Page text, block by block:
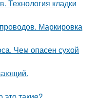
Технология кладки
Маркировка
Чем опасен сухой